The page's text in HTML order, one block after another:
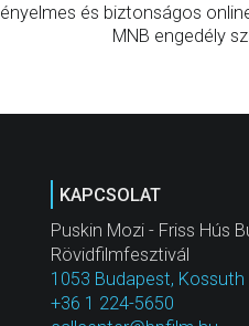
és biztonságos
MNB engedély
KAPCSOLAT
Puskin Mozi - Friss Hús
Rövidfilmfesztivál
1053 Budapest, Kossuth
+36 1 224-5650